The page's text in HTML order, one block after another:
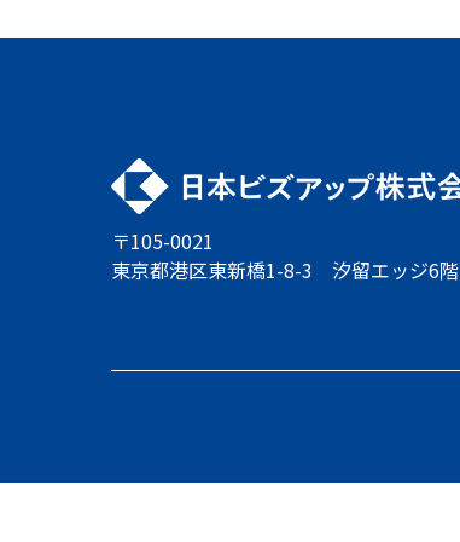
〒105-0021
東京都港区東新橋1-8-3 汐留エッジ6階